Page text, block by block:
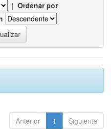
| Ordenar por
Anterior 1 Siguiente